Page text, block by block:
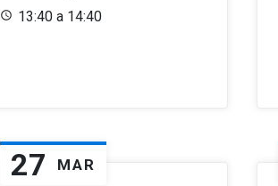
13:40 a 14:40
27 MAR